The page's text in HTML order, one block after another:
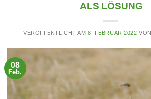
ALS LÖSUNG
VERÖFFENTLICHT AM8. FEBRUAR 2022 VON
08
Feb.